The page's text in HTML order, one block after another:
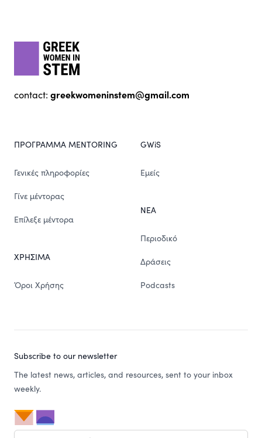
contact: greekwomeninstem@gmail.com
ΠΡΟΓΡΑΜΜΑ MENTORING
Γενικές πληροφορίες
Γίνε μέντορας
Επίλεξε μέντορα
ΧΡΗΣΙΜΑ
Όροι Χρήσης
GWiS
Εμείς
ΝΕΑ
Περιοδικό
Δράσεις
Podcasts
Subscribe to our newsletter
The latest news, articles, and resources, sent to your inbox
weekly.
Email address